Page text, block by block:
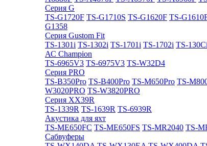
Cерия G
TS-G1720F TS-G1710S TS-G1620F TS-
G1358
Cерия Gustom Fit
TS-1301i TS-1302i TS-1701i TS-1702i TS-130Ci
АС Champion
TS-6965V3 TS-6975V3 TS-W32D4
Cерия PRO
TS-B350Pro TS-B400Pro TS-M650Pro TS-
W3020PRO TS-W3820PRO
Cерия XX39R
TS-1339R TS-1639R TS-6939R
Акустика для яхт
TS-ME650FC TS-ME650FS TS-MR2040 TS-
Сабвуферы